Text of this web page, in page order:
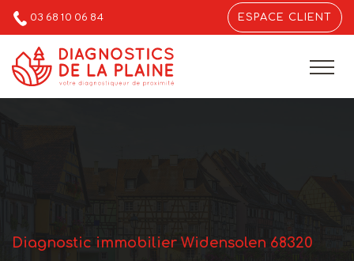
03 68 10 06 84 ESPACE CLIENT
Diagnostic immobilier Widensolen 68320